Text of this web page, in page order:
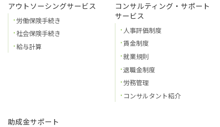
アウトソーシングサービス
労働保険手続き
社会保険手続き
給与計算
コンサルティング・サポート
サービス
人事評価制度
賃金制度
就業規則
退職金制度
労務管理
コンサルタント紹介
助成金サポート